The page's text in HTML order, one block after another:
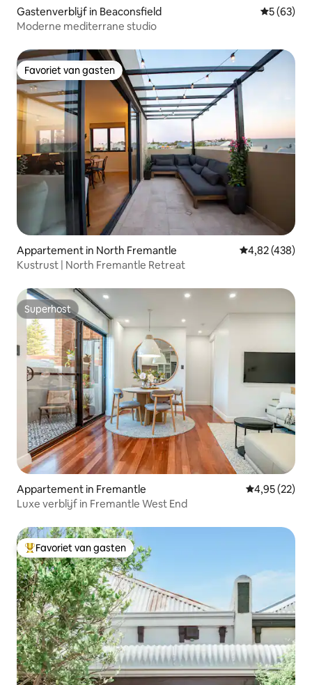
Gastenverblijf in Beaconsfield
5 (63)
Moderne mediterrane studio
Favoriet van gasten
Favoriet van gasten
Appartement in North Fremantle Gemiddelde
4,82 (438)
Kustrust | North Fremantle Retreat
Superhost
Superhost
Appartement in Fremantle Gemiddelde
4,95 (22)
Luxe verblijf in Fremantle West End
Topfavoriet van gasten
Favoriet van gasten